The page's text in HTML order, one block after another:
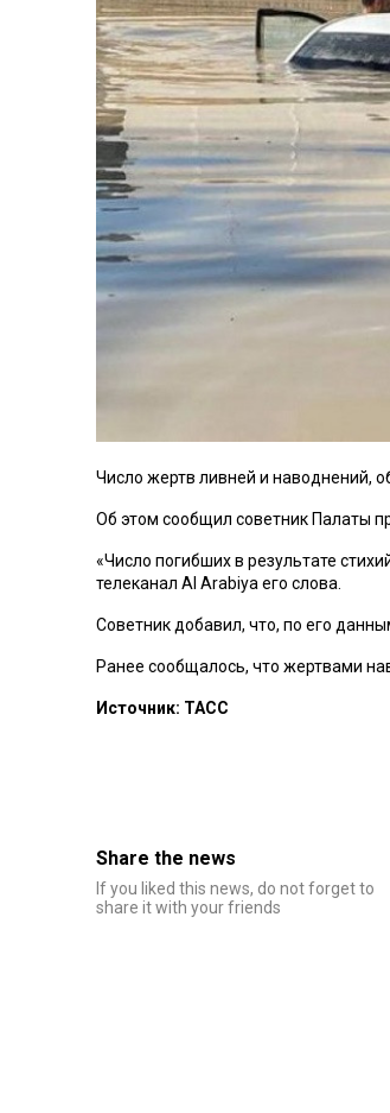
Число жертв ливней и наводнений,
Об этом сообщил советник Палаты
«Число погибших в результате
телеканал Al Arabiya его слова.
Советник добавил, что, по его
Ранее сообщалось, что жертвами
Источник: ТАСС
Share the news
If you liked this news, do not forget to
share it with your friends